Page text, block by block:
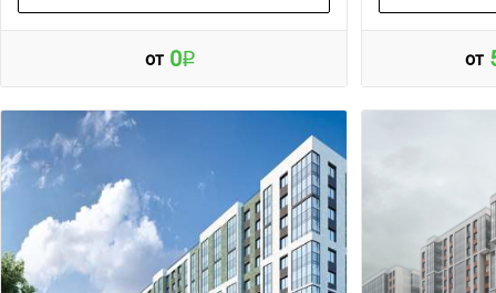
от 0 от